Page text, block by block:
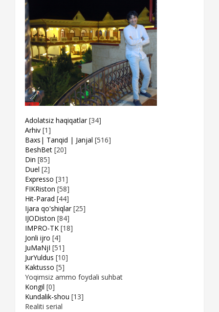
Adolatsiz haqiqatlar [34]
Arhiv [1]
Baxs| Tanqid | Janjal [516]
BeshBet [20]
Din [85]
Duel [2]
Expresso [31]
FIKRiston [58]
Hit-Parad [44]
Ijara qo'shiqlar [25]
IJODiston [84]
IMPRO-TK [18]
Jonli ijro [4]
JuMaNjI [51]
JurYuldus [10]
Kaktusso [5]
Yoqimsiz ammo foydali suhbat
Kongil [0]
Kundalik-shou [13]
Realiti serial